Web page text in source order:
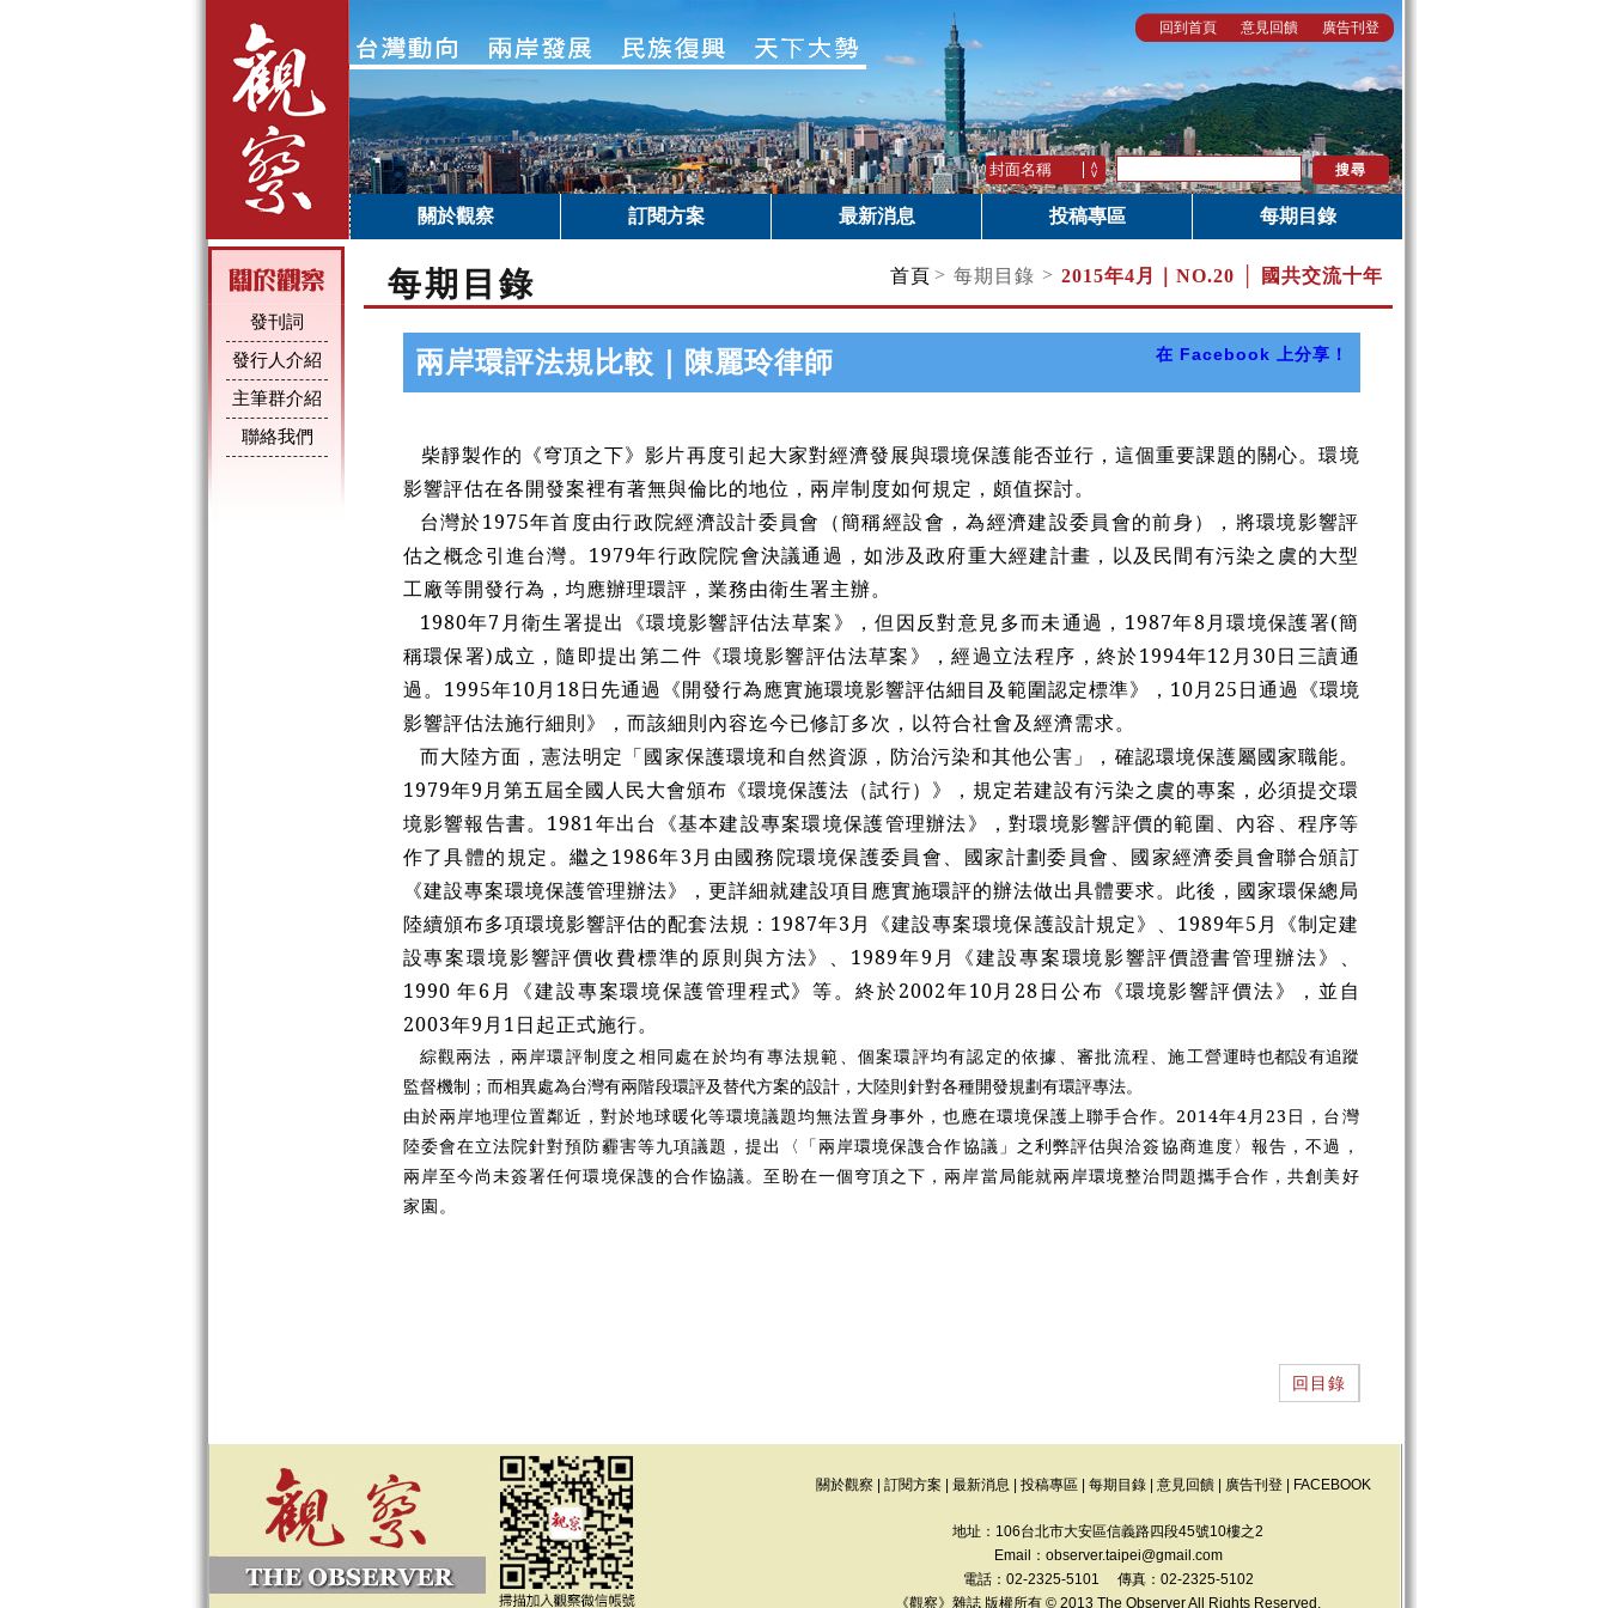
回到首頁 意見回饋 廣告刊登
關於觀察 訂閱方案 最新消息 投稿專區 每期目錄
發刊詞
發行人介紹
主筆群介紹
聯絡我們
每期目錄 首頁 > 每期目錄 > 2015年4月｜ NO.20 │ 國共交流十年
兩岸環評法規比較｜陳麗玲律師 在 Facebook 上分享！
柴靜製作的《穹頂之下》影片再度引起大家對經濟發展與環境保護能否並行，這個重要課題的關心。環境
影響評估在各開發案裡有著無與倫比的地位，兩岸制度如何規定，頗值探討。
台灣於1975年首度由行政院經濟設計委員會（簡稱經設會，為經濟建設委員會的前身），將環境影響評
估之概念引進台灣。1979年行政院院會決議通過，如涉及政府重大經建計畫，以及民間有污染之虞的大型
工廠等開發行為，均應辦理環評，業務由衛生署主辦。
1980年7月衛生署提出《環境影響評估法草案》，但因反對意見多而未通過，1987年8月環境保護署(簡
稱環保署)成立，隨即提出第二件《環境影響評估法草案》，經過立法程序，終於1994年12月30日三讀通
過。1995年10月18日先通過《開發行為應實施環境影響評估細目及範圍認定標準》，10月25日通過《環境
影響評估法施行細則》，而該細則內容迄今已修訂多次，以符合社會及經濟需求。
而大陸方面，憲法明定「國家保護環境和自然資源，防治污染和其他公害」，確認環境保護屬國家職能。
1979年9月第五屆全國人民大會頒布《環境保護法（試行）》，規定若建設有污染之虞的專案，必須提交環
境影響報告書。1981年出台《基本建設專案環境保護管理辦法》，對環境影響評價的範圍、內容、程序等
作了具體的規定。繼之1986年3月由國務院環境保護委員會、國家計劃委員會、國家經濟委員會聯合頒訂
《建設專案環境保護管理辦法》，更詳細就建設項目應實施環評的辦法做出具體要求。此後，國家環保總局
陸續頒布多項環境影響評估的配套法規：1987年3月《建設專案環境保護設計規定》、1989年5月《制定建
設專案環境影響評價收費標準的原則與方法》、1989年9月《建設專案環境影響評價證書管理辦法》、
1990 年6月《建設專案環境保護管理程式》等。終於2002年10月28日公布《環境影響評價法》，並自
2003年9月1日起正式施行。
綜觀兩法，兩岸環評制度之相同處在於均有專法規範、個案環評均有認定的依據、審批流程、施工營運時也都設有追蹤
監督機制；而相異處為台灣有兩階段環評及替代方案的設計，大陸則針對各種開發規劃有環評專法。
由於兩岸地理位置鄰近，對於地球暖化等環境議題均無法置身事外，也應在環境保護上聯手合作。2014年4月23日，台灣
陸委會在立法院針對預防霾害等九項議題，提出〈「兩岸環境保謢合作協議」之利弊評估與洽簽協商進度〉報告，不過，
兩岸至今尚未簽署任何環境保謢的合作協議。至盼在一個穹頂之下，兩岸當局能就兩岸環境整治問題攜手合作，共創美好
家園。
回目錄
關於觀察 訂閱方案 最新消息 投稿專區 每期目錄 意見回饋 廣告刊登 FACEBOOK
地址：106台北市大安區信義路四段45號10樓之2
Email： observer.taipei@gmail.com
電話：02-2325-5101 傳真：02-2325-5102
《觀察》雜誌 版權所有 © 2013 The Observer All Rights Reserved.